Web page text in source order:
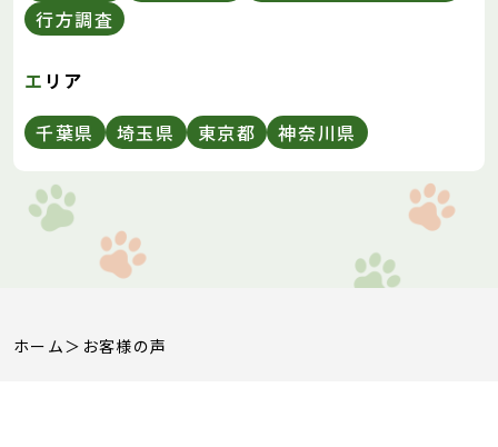
行方調査
エリア
千葉県
埼玉県 東京都 神奈川県
ホーム お客様の声